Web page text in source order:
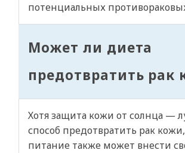
потенциальных
Может ли диета
предотвратить рак
Хотя защита кожи от солнца —
способ предотвратить рак
питание также может внести